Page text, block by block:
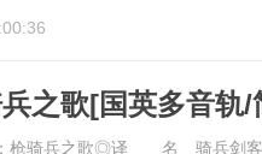
之歌[国英多音轨/
兵之歌◎译 名 骑兵剑客 /